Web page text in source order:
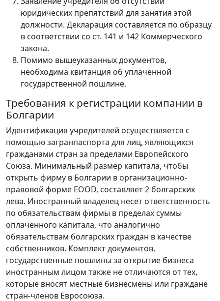
юридических препятствий для занятия этой
должности. Декларация составляется по образцу
в соответствии со ст. 141 и 142 Коммерческого
закона.
Помимо вышеуказанных документов,
необходима квитанция об уплаченной
государственной пошлине.
Требования к регистрации компании в
Болгарии
Идентификация учредителей осуществляется с
помощью загранпаспорта для лиц, являющихся
гражданами стран за пределами Европейского
Союза. Минимальный размер капитала, чтобы
открыть фирму в Болгарии в организационно-
правовой форме EOOD, составляет 2 болгарских
лева. Иностранный владелец несет ответственность
по обязательствам фирмы в пределах суммы
оплаченного капитала, что аналогично
обязательствам болгарских граждан в качестве
собственников. Комплект документов,
государственные пошлины за открытие бизнеса
иностранным лицом также не отличаются от тех,
которые вносят местные бизнесмены или граждане
стран-членов Евросоюза.